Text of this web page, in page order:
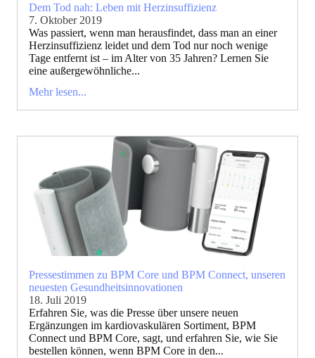
Dem Tod nah: Leben mit Herzinsuffizienz
7. Oktober 2019
Was passiert, wenn man herausfindet, dass man an einer
Herzinsuffizienz leidet und dem Tod nur noch wenige
Tage entfernt ist – im Alter von 35 Jahren? Lernen Sie
eine außergewöhnliche...
Mehr lesen...
Pressestimmen zu BPM Core und BPM Connect, unseren
neuesten Gesundheitsinnovationen
18. Juli 2019
Erfahren Sie, was die Presse über unsere neuen
Ergänzungen im kardiovaskulären Sortiment, BPM
Connect und BPM Core, sagt, und erfahren Sie, wie Sie
bestellen können, wenn BPM Core in den...